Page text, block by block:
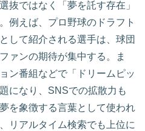
抜ではなく「夢を託す存在」
例えば、プロ野球のドラフト
して紹介される選手は、球団
ァンの期待が集中する。ま
ン番組などで「ドリームピッ
になり、SNSでの拡散力も
を象徴する言葉として使われ
リアルタイム検索でも上位に